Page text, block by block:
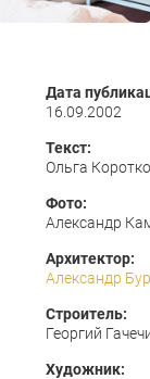
Дата
16.09.2002
Текст:
Ольга
Фото:
Александр
Архитектор:
Александр
Строитель:
Георгий
Художник: